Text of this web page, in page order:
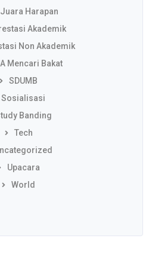
Juara Harapan
Akademik
Non Akademik
Mencari Bakat
SDUMB
Sosialisasi
Banding
Tech
Upacara
World